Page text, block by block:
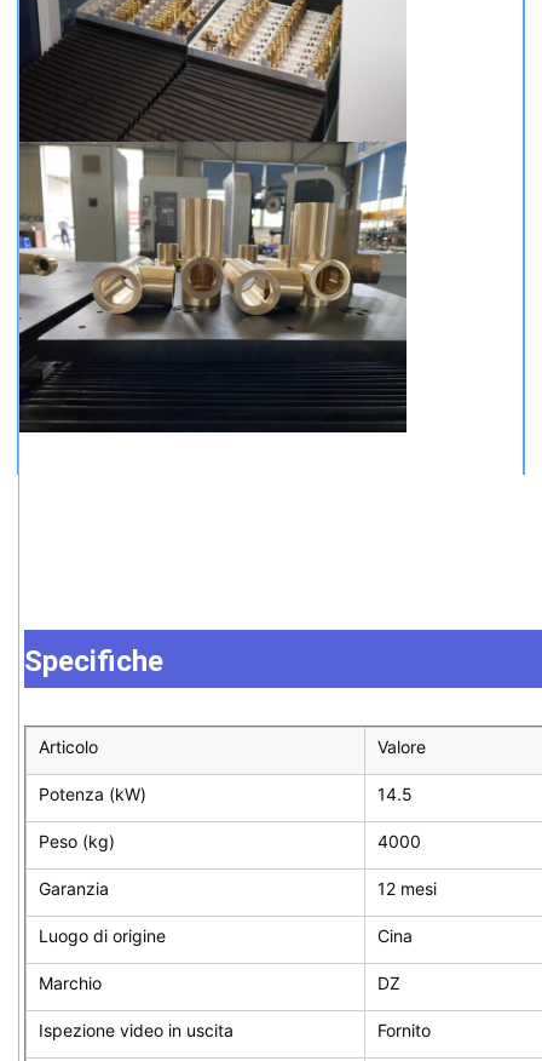
Specifiche
Articolo Valore
Potenza (kW) 14.5
Peso (kg) 4000
Garanzia 12 mesi
Luogo di origine Cina
Marchio DZ
Ispezione video in uscita Fornito